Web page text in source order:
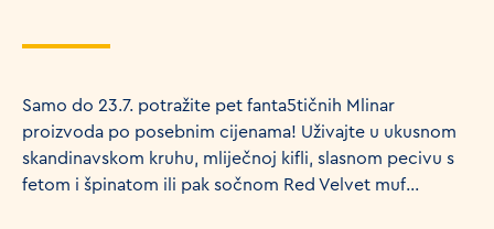
Samo do 23.7. potražite pet fanta5tičnih Mlinar
proizvoda po posebnim cijenama! Uživajte u ukusnom
skandinavskom kruhu, mliječnoj kifli, slasnom pecivu s
fetom i špinatom ili pak sočnom Red Velvet muf...